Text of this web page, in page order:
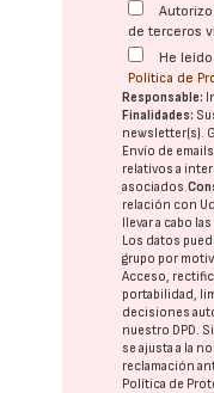
de terceros
He
Política de
Responsable:
Finalidades:
newsletter(s).
Envío de
relativos a
asociados.
relación con
llevar a cabo
Los datos
grupo por
Acceso,
portabilidad,
decisiones
nuestro DPD.
se ajusta a la
reclamación
Política de